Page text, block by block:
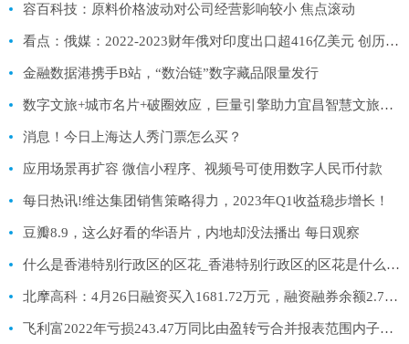
容百科技：原料价格波动对公司经营影响较小 焦点滚动
看点：俄媒：2022-2023财年俄对印度出口超416亿美元 创历史新高
金融数据港携手B站，“数治链”数字藏品限量发行
数字文旅+城市名片+破圈效应，巨量引擎助力宜昌智慧文旅产业升级
消息！今日上海达人秀门票怎么买？
应用场景再扩容 微信小程序、视频号可使用数字人民币付款
每日热讯!维达集团销售策略得力，2023年Q1收益稳步增长！
豆瓣8.9，这么好看的华语片，内地却没法播出 每日观察
什么是香港特别行政区的区花_香港特别行政区的区花是什么花 环球今亮点
北摩高科：4月26日融资买入1681.72万元，融资融券余额2.75亿元
飞利富2022年亏损243.47万同比由盈转亏合并报表范围内子公司数量减少 世界今亮点